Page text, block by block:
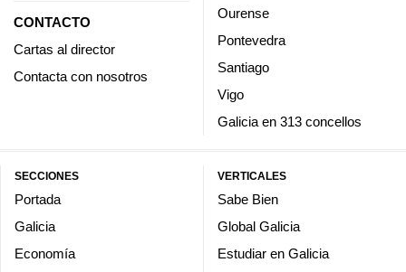
CONTACTO
Cartas al director
Contacta con nosotros
Ourense
Pontevedra
Santiago
Vigo
Galicia en 313 concellos
SECCIONES
Portada
Galicia
Economía
VERTICALES
Sabe Bien
Global Galicia
Estudiar en Galicia